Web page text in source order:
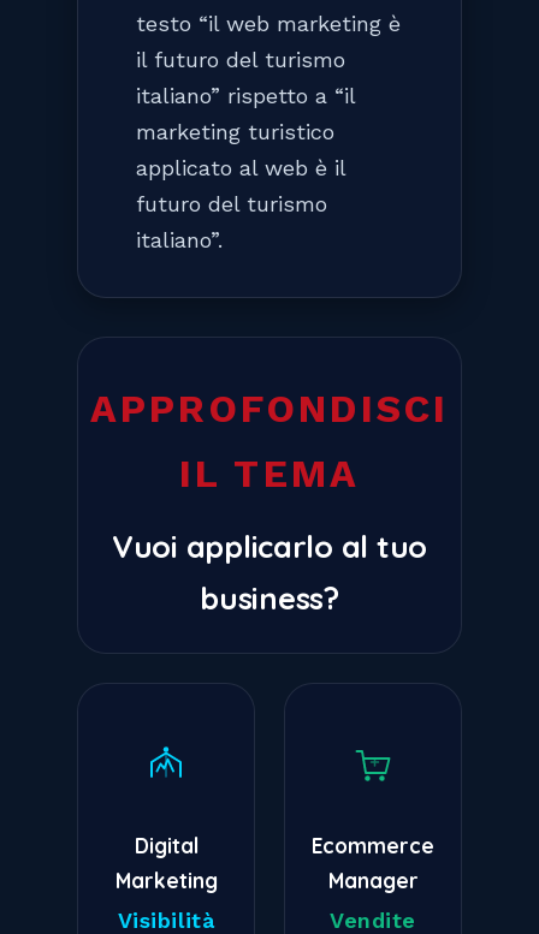
testo “il web marketing è
il futuro del turismo
italiano” rispetto a “il
marketing turistico
applicato al web è il
futuro del turismo
italiano”.
APPROFONDISCI
IL TEMA
Vuoi applicarlo al tuo
business?
Digital
Marketing
Visibilità
Ecommerce
Manager
Vendite